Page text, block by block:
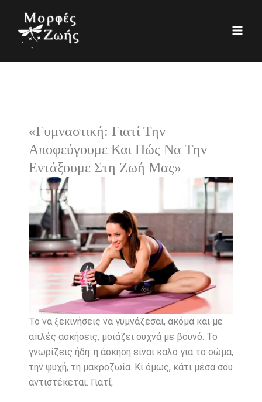
περιεχόμενο
«Γυμναστική: Γιατί Την
Αποφεύγουμε Και Πώς Να Την
Εντάξουμε Στη Ζωή Μας»
Το να ξεκινήσεις να γυμνάζεσαι, ακόμα και με
απλές ασκήσεις, μοιάζει συχνά με βουνό. Το
γνωρίζεις ήδη: η άσκηση είναι καλό για το σώμα,
την ψυχή, τη μακροζωία. Κι όμως, κάτι μέσα σου
αντιστέκεται. Γιατί;
α
η
σ
ο